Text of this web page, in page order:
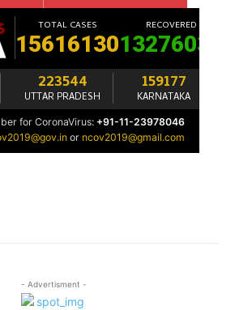
- Advertisment -